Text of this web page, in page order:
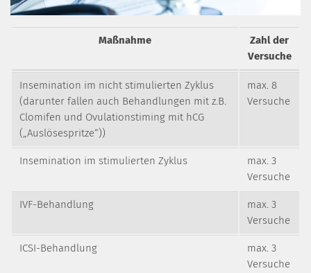
Maßnahme
Zahl der
Versuche
Insemination im nicht stimulierten Zyklus
(darunter fallen auch Behandlungen mit z.B.
Clomifen und Ovulationstiming mit hCG
(„Auslösespritze“))
max. 8
Versuche
Insemination im stimulierten Zyklus
max. 3
Versuche
IVF-Behandlung
max. 3
Versuche
ICSI-Behandlung
max. 3
Versuche